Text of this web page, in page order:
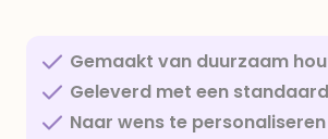
Gemaakt van duurzaam
Geleverd met een standaard
Naar wens te personaliseren